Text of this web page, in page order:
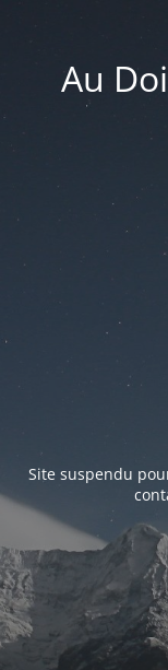
Au
Site suspendu